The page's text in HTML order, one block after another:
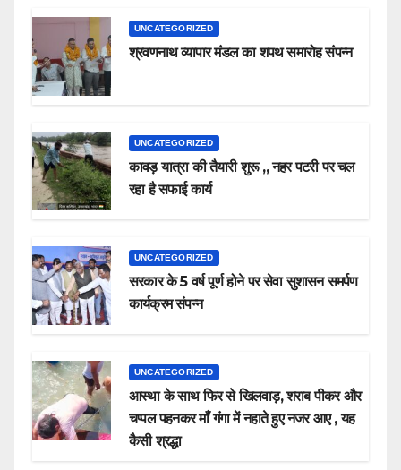
UNCATEGORIZED
श्रवणनाथ व्यापार मंडल का शपथ समारोह संपन्न
UNCATEGORIZED
कावड़ यात्रा की तैयारी शुरू ,, नहर पटरी पर चल
रहा है सफाई कार्य
UNCATEGORIZED
सरकार के 5 वर्ष पूर्ण होने पर सेवा सुशासन समर्पण
कार्यक्रम संपन्न
UNCATEGORIZED
आस्था के साथ फिर से खिलवाड़, शराब पीकर और
चप्पल पहनकर माँ गंगा में नहाते हुए नजर आए , यह
कैसी श्रद्धा